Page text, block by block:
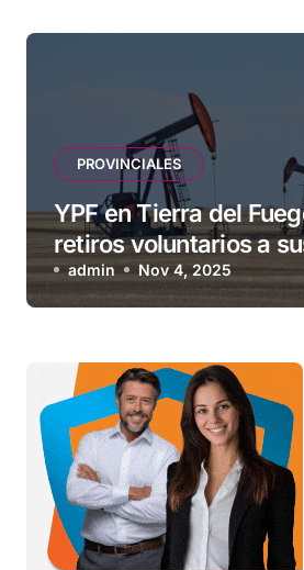
PROVINCIALES
YPF en Tierra del
retiros voluntarios a
contratistas
admin Nov 4, 2025